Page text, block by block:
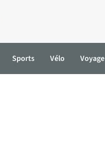
cart
Sports Vélo Voyage